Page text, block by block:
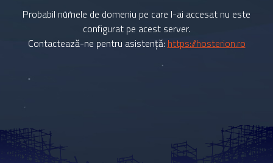
Probabil numele de domeniu pe care l-ai accesat nu este
configurat pe acest server.
Contactează-ne pentru asistență: https://hosterion.ro